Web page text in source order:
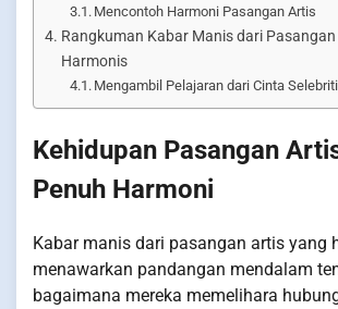
Mencontoh Harmoni Pasangan Artis
Rangkuman Kabar Manis dari
Harmonis
Mengambil Pelajaran dari Cinta Selebriti
Kehidupan Pasangan
Penuh Harmoni
Kabar manis dari pasangan artis yang
menawarkan pandangan mendalam
bagaimana mereka memelihara